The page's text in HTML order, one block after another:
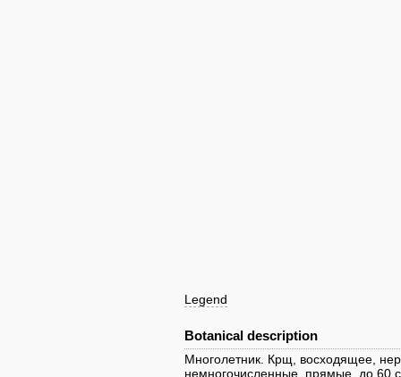
Legend
Botanical description
Многолетник. Крщ, восходящее,
немногочисленные, прямые, до 60